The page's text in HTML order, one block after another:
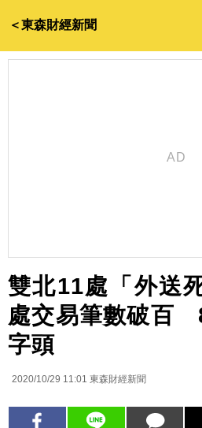
＜東森財經新聞
雙北11處「外送
處交易筆數破百
字頭
2020/10/29 11:01 東森財經新聞